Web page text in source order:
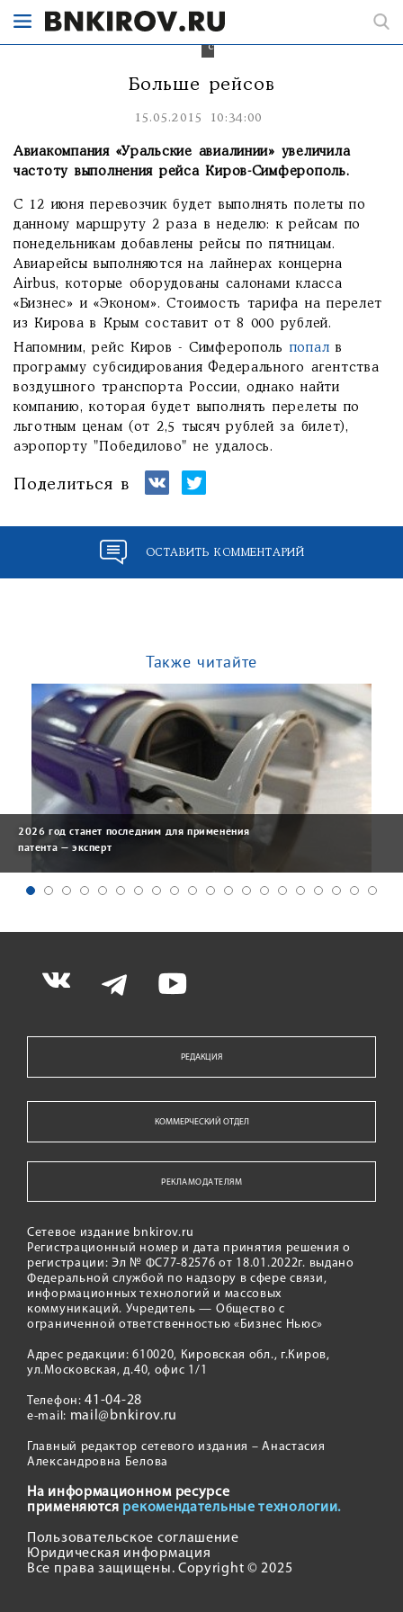
28
сентября.
Больше рейсов
15.05.2015 10:34:00
Авиакомпания «Уральские авиалинии» увеличила
частоту выполнения рейса Киров-Симферополь.
С 12 июня перевозчик будет выполнять полеты по
данному маршруту 2 раза в неделю: к рейсам по
понедельникам добавлены рейсы по пятницам.
Авиарейсы выполняются на лайнерах концерна
Airbus, которые оборудованы салонами класса
«Бизнес» и «Эконом». Стоимость тарифа на перелет
из Кирова в Крым составит от 8 000 рублей.
Напомним, рейс Киров - Симферополь попал в
программу субсидирования Федерального агентства
воздушного транспорта России, однако найти
компанию, которая будет выполнять перелеты по
льготным ценам (от 2,5 тысяч рублей за билет),
аэропорту "Победилово" не удалось.
Поделиться в
ОСТАВИТЬ КОММЕНТАРИЙ
Также читайте
2026 год станет последним для применения
патента — эксперт
РЕДАКЦИЯ
КОММЕРЧЕСКИЙ ОТДЕЛ
РЕКЛАМОДАТЕЛЯМ
Сетевое издание bnkirov.ru
Регистрационный номер и дата принятия решения о
регистрации: Эл № ФС77-82576 от 18.01.2022г. выдано
Федеральной службой по надзору в сфере связи,
информационных технологий и массовых
коммуникаций. Учредитель — Общество с
ограниченной ответственностью «Бизнес Ньюс»
Адрес редакции: 610020, Кировская обл., г.Киров,
ул.Московская, д.40, офис 1/1
Телефон:41-04-28
e-mail: mail@bnkirov.ru
Главный редактор сетевого издания – Анастасия
Александровна Белова
На информационном ресурсе
применяются рекомендательные технологии.
Пользовательское соглашение
Юридическая информация
Все права защищены. Copyright © 2025